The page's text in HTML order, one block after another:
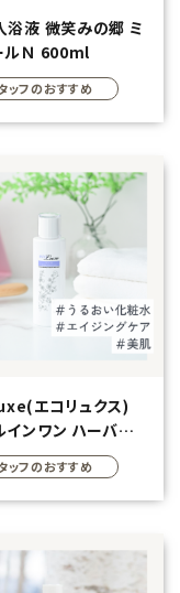
浴液 微笑みの郷 ミ
ルＮ 600ml
ッフのおすすめ
エコリュクス)
インワン ハーバル
トローション
ッフのおすすめ